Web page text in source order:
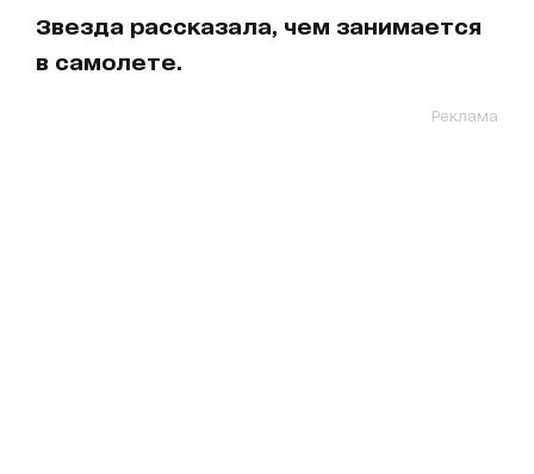
Звезда рассказала, чем занимается
в самолете.
Реклама